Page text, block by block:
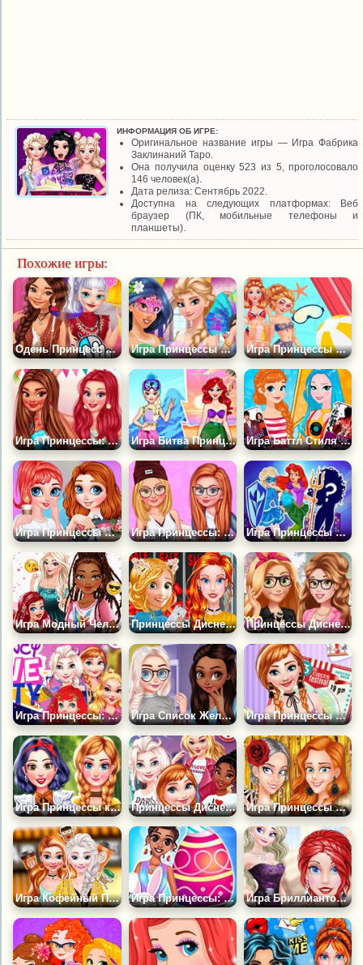
ИНФОРМАЦИЯ ОБ ИГРЕ:
Оригинальное название игры — Игра Фабрика
Заклинаний Таро.
Она получила оценку 523 из 5, проголосовало
146 человек(а).
Дата релиза: Сентябрь 2022.
Доступна на следующих платформах: Веб
браузер (ПК, мобильные телефоны и
планшеты).
Похожие игры:
Одень Принцесс для Видео Блога Игра Принцессы Диснея: Маскарад Игра Принцессы Диснея в Аквапарке
Игра Принцессы: Воспоминание о Гавайях Игра Битва Принцесс Лето Против Зимы Игра Баттл Стиля Принцесс Диснея
Игра Принцессы в Кампусе Игра Принцессы: Стиль Скейтеров Игра Принцессы Супергерои
Игра Модный Челлендж Принцесс Диснея Принцессы Диснея и Черная Пятница Принцессы Диснея: Лига Плюща
Игра Принцессы: Любовная Вечеринка Игра Список Желаний Принцесс Диснея Игра Принцессы и Парк Развлечений
Игра Принцессы как Древние Воины Принцессы Диснея: Каникулы в Городе Игра Принцессы на Открытии Вечеринки Gucci
Игра Кофейный Перерыв для Принцесс Игра Принцессы: Пасхальное Воскресенье Игра Бриллиантовый Бал для Принцесс Диснея